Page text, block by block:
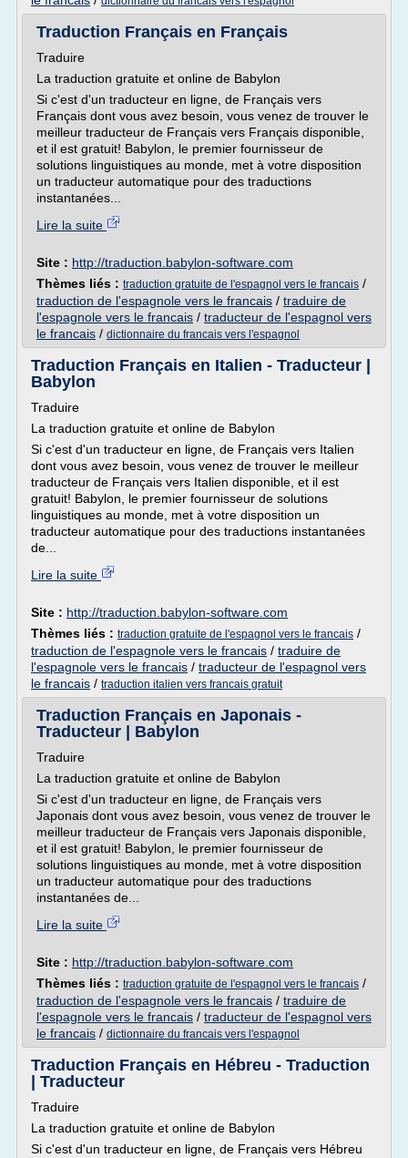
Traduction Français en Français
Traduire
La traduction gratuite et online de Babylon
Si c'est d'un traducteur en ligne, de Français vers
Français dont vous avez besoin, vous venez de trouver le
meilleur traducteur de Français vers Français disponible,
et il est gratuit! Babylon, le premier fournisseur de
solutions linguistiques au monde, met à votre disposition
un traducteur automatique pour des traductions
instantanées...
Lire la suite
Site : http://traduction.babylon-software.com
Thèmes liés : traduction gratuite de l'espagnol vers le francais /
traduction de l'espagnole vers le francais / traduire de
l'espagnole vers le francais / traducteur de l'espagnol vers
le francais / dictionnaire du francais vers l'espagnol
Traduction Français en Italien - Traducteur |
Babylon
Traduire
La traduction gratuite et online de Babylon
Si c'est d'un traducteur en ligne, de Français vers Italien
dont vous avez besoin, vous venez de trouver le meilleur
traducteur de Français vers Italien disponible, et il est
gratuit! Babylon, le premier fournisseur de solutions
linguistiques au monde, met à votre disposition un
traducteur automatique pour des traductions instantanées
de...
Lire la suite
Site : http://traduction.babylon-software.com
Thèmes liés : traduction gratuite de l'espagnol vers le francais /
traduction de l'espagnole vers le francais / traduire de
l'espagnole vers le francais / traducteur de l'espagnol vers
le francais / traduction italien vers francais gratuit
Traduction Français en Japonais -
Traducteur | Babylon
Traduire
La traduction gratuite et online de Babylon
Si c'est d'un traducteur en ligne, de Français vers
Japonais dont vous avez besoin, vous venez de trouver le
meilleur traducteur de Français vers Japonais disponible,
et il est gratuit! Babylon, le premier fournisseur de
solutions linguistiques au monde, met à votre disposition
un traducteur automatique pour des traductions
instantanées de...
Lire la suite
Site : http://traduction.babylon-software.com
Thèmes liés : traduction gratuite de l'espagnol vers le francais /
traduction de l'espagnole vers le francais / traduire de
l'espagnole vers le francais / traducteur de l'espagnol vers
le francais / dictionnaire du francais vers l'espagnol
Traduction Français en Hébreu - Traduction
| Traducteur
Traduire
La traduction gratuite et online de Babylon
Si c'est d'un traducteur en ligne, de Français vers Hébreu